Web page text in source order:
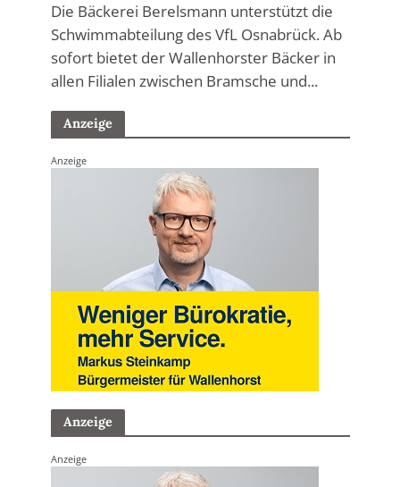
Die Bäckerei Berelsmann unterstützt die
Schwimmabteilung des VfL Osnabrück. Ab
sofort bietet der Wallenhorster Bäcker in
allen Filialen zwischen Bramsche und...
Anzeige
Anzeige
Anzeige
Anzeige